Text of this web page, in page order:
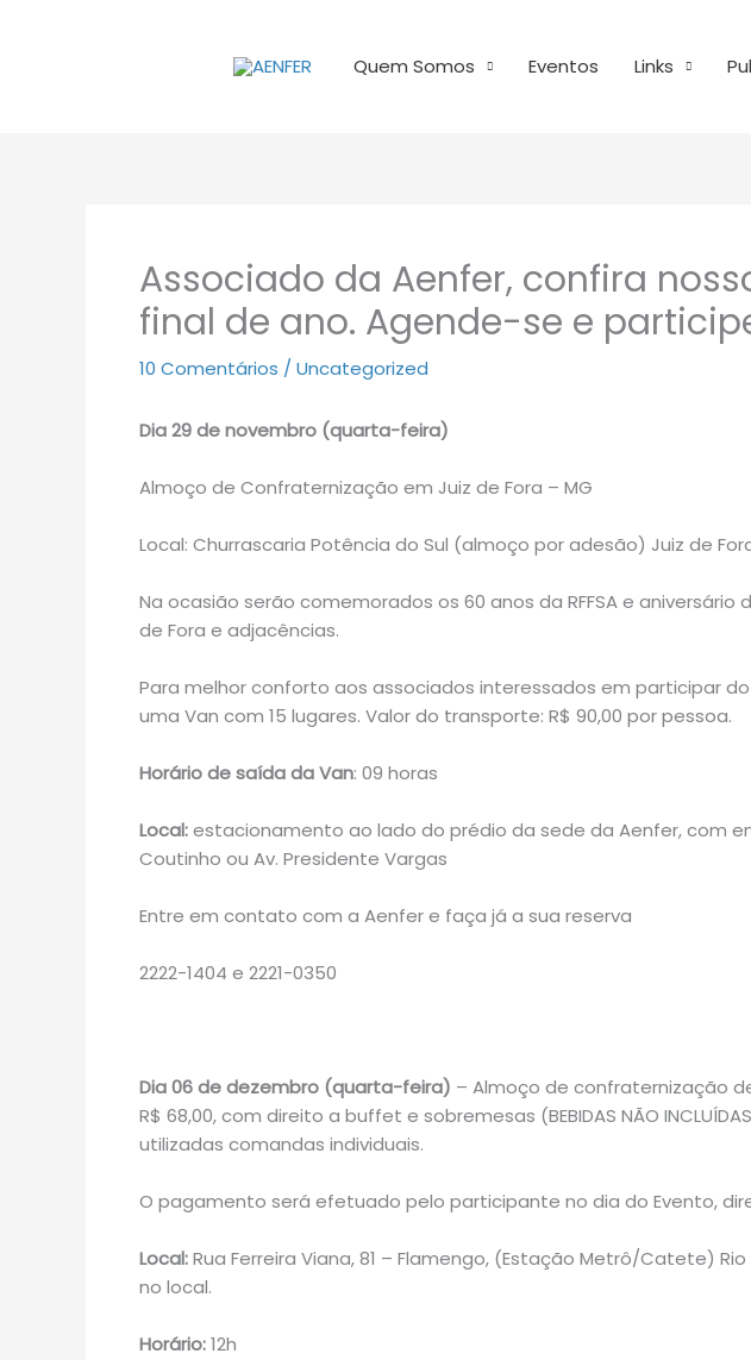
Quem Somos Eventos Links
Associado da Aenfer, confira
final de ano. Agende-se e
10 Comentários / Uncategorized
Dia 29 de novembro (quarta-feira)
Almoço de Confraternização em Juiz de Fora – MG
Local: Churrascaria Potência do Sul (almoço por adesão) Juiz de
Na ocasião serão comemorados os 60 anos da RFFSA e aniversário
de Fora e adjacências.
Para melhor conforto aos associados interessados em participar
uma Van com 15 lugares. Valor do transporte: R$ 90,00 por pessoa.
Horário de saída da Van: 09 horas
Local:estacionamento ao lado do prédio da sede da Aenfer, com
Coutinho ou Av. Presidente Vargas
Entre em contato com a Aenfer e faça já a sua reserva
2222-1404 e 2221-0350
Dia 06 de dezembro (quarta-feira) – Almoço de confraternização
R$ 68,00, com direito a buffet e sobremesas (BEBIDAS NÃO
utilizadas comandas individuais.
O pagamento será efetuado pelo participante no dia do Evento,
Local:Rua Ferreira Viana, 81 – Flamengo, (Estação Metrô/Catete)
no local.
Horário:12h